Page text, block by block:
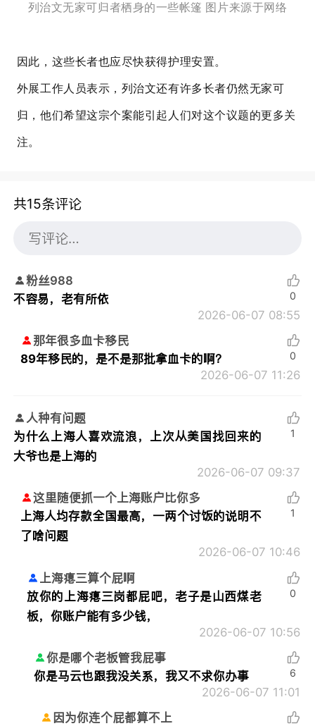
列治文无家可归者栖身的一些帐篷 图片来源于网络
因此，这些长者也应尽快获得护理安置。
外展工作人员表示，列治文还有许多长者仍然无家可
归，他们希望这宗个案能引起人们对这个议题的更多关
注。
共15条评论
粉丝988
不容易，老有所依
2026-06-07 08:55
0
那年很多血卡移民
89年移民的，是不是那批拿血卡的啊？
2026-06-07 11:26
0
人种有问题
为什么上海人喜欢流浪，上次从美国找回来的
大爷也是上海的
2026-06-07 09:37
1
这里随便抓一个上海账户比你多
上海人均存款全国最高，一两个讨饭的说明不
了啥问题
2026-06-07 10:46
1
上海瘪三算个屁啊
放你的上海瘪三岗都屁吧，老子是山西煤老
板，你账户能有多少钱，
2026-06-07 10:56
0
你是哪个老板管我屁事
你是马云也跟我没关系，我又不求你办事
2026-06-07 11:01
6
因为你连个屁都算不上